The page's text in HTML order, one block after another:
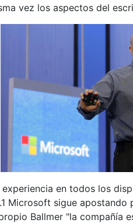
vez los aspectos del
en todos los
Microsoft sigue
Ballmer "la